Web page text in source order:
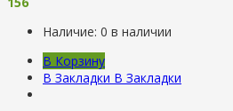
Наличие: 0 в наличии
В Корзину
В Закладки В Закладки